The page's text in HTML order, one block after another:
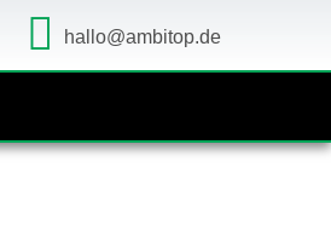
hallo@ambitop.de